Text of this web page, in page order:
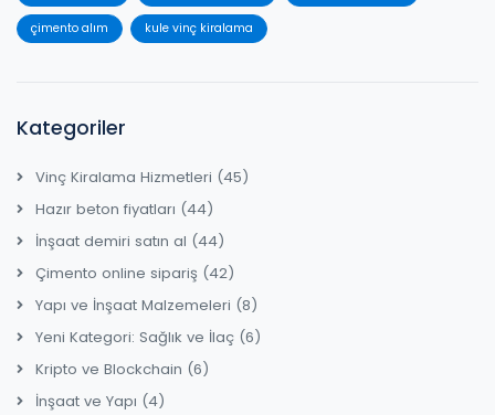
çimento alım kule vinç kiralama
Kategoriler
Vinç Kiralama Hizmetleri (45)
Hazır beton fiyatları (44)
İnşaat demiri satın al (44)
Çimento online sipariş (42)
Yapı ve İnşaat Malzemeleri (8)
Yeni Kategori: Sağlık ve İlaç (6)
Kripto ve Blockchain (6)
İnşaat ve Yapı (4)